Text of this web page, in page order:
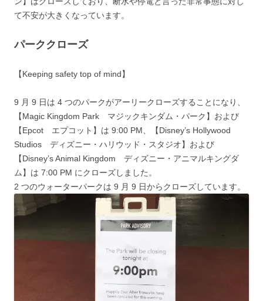
て不安が大きくなっています。
パーククローズ
【Keeping safety top of mind】
9 月 9 日は 4 つのパークがアーリークローズすることになり、
【Magic Kingdom Park マジックキンダム・パーク】および
【Epcot エプコット】は 9:00 PM、【Disney’s Hollywood
Studios ディズニー・ハリウッド・スタジオ】および
【Disney’s Animal Kingdom ディズニー・アニマルキングダ
ム】は 7:00 PM にクローズしました。
2 つのウォーターパークは 9 月 9 日からクローズしています。